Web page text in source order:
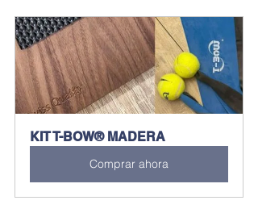
KIT T-BOW® MADERA
Comprar ahora